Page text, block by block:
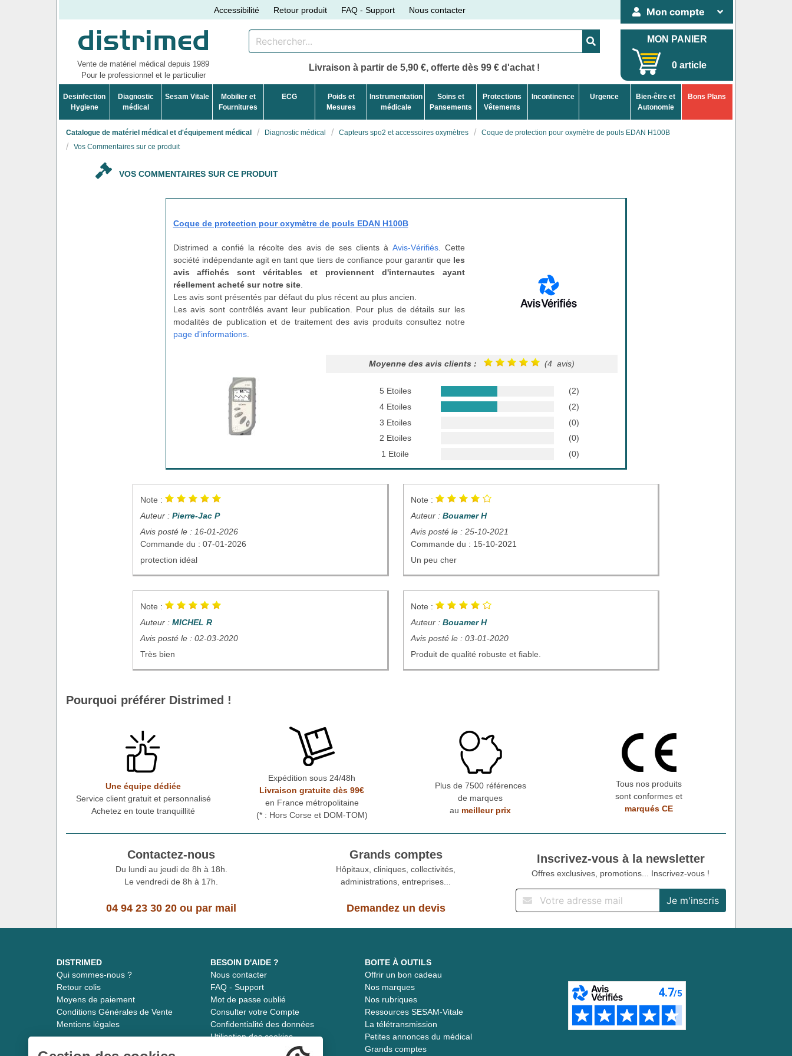
Accessibilité Retour produit FAQ - Support Nous contacter Mon compte
Vente de matériel médical depuis 1989
Pour le professionnel et le particulier
Livraison à partir de 5,90 €, offerte dès 99 € d'achat !
MON PANIER
0 article
Desinfection
Hygiene
Diagnostic
médical
Sesam Vitale
Mobilier et
Fournitures
ECG
Poids et
Mesures
Instrumentation
médicale
Soins et
Pansements
Protections
Vêtements
Incontinence Urgence
Bien-être et
Autonomie
Bons Plans
Catalogue de matériel médical et d'équipement médical Diagnostic médical Capteurs spo2 et accessoires oxymètres
Coque de protection pour oxymètre de pouls EDAN H100B
Vos Commentaires sur ce produit
VOS COMMENTAIRES SUR CE PRODUIT
Coque de protection pour oxymètre de pouls EDAN H100B
Distrimed a confié la récolte des avis de ses clients à Avis-Vérifiés. Cette
société indépendante agit en tant que tiers de confiance pour garantir que les
avis affichés sont véritables et proviennent d'internautes ayant
réellement acheté sur notre site.
Les avis sont présentés par défaut du plus récent au plus ancien.
Les avis sont contrôlés avant leur publication. Pour plus de détails sur les
modalités de publication et de traitement des avis produits consultez notre
page d'informations.
Moyenne des avis clients : (4 avis)
5 Etoiles
(2)
4 Etoiles
(2)
3 Etoiles
(0)
2 Etoiles
(0)
1 Etoile
(0)
Note :
Auteur : Pierre-Jac P
Avis posté le : 16-01-2026
Commande du : 07-01-2026
protection idéal
Note :
Auteur : Bouamer H
Avis posté le : 25-10-2021
Commande du : 15-10-2021
Un peu cher
Note :
Auteur : MICHEL R
Avis posté le : 02-03-2020
Très bien
Note :
Auteur : Bouamer H
Avis posté le : 03-01-2020
Produit de qualité robuste et fiable.
Pourquoi préférer Distrimed !
Une équipe dédiée
Service client gratuit et personnalisé
Achetez en toute tranquillité
Expédition sous 24/48h
Livraison gratuite dès 99€
en France métropolitaine
(* : Hors Corse et DOM-TOM)
Plus de 7500 références
de marques
au meilleur prix
Tous nos produits
sont conformes et
marqués CE
Contactez-nous
Du lundi au jeudi de 8h à 18h.
Le vendredi de 8h à 17h.
04 94 23 30 20 ou par mail
Grands comptes
Hôpitaux, cliniques, collectivités,
administrations, entreprises...
Demandez un devis
Inscrivez-vous à la newsletter
Offres exclusives, promotions... Inscrivez-vous !
DISTRIMED
Qui sommes-nous ?
Retour colis
Moyens de paiement
Conditions Générales de Vente
Mentions légales
BESOIN D'AIDE ?
Nous contacter
FAQ - Support
Mot de passe oublié
Consulter votre Compte
Confidentialité des données
Utilisation des cookies
BOITE À OUTILS
Offrir un bon cadeau
Nos marques
Nos rubriques
Ressources SESAM-Vitale
La télétransmission
Petites annonces du médical
Grands comptes